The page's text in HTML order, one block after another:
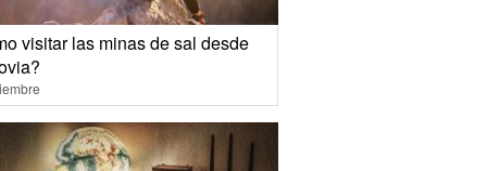
visitar las minas de sal desde